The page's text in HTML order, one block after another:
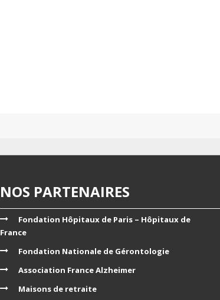
NOS PARTENAIRES
Fondation Hôpitaux de Paris – Hôpitaux de
France
Fondation Nationale de Gérontologie
Association France Alzheimer
Maisons de retraite